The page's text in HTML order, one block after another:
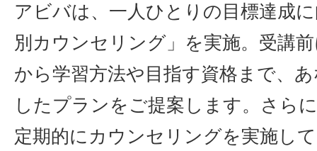
アビバは、一人ひとりの目標達成
別カウンセリング」を実施。受講
から学習方法や目指す資格まで、
したプランをご提案します。さら
定期的にカウンセリングを実施し